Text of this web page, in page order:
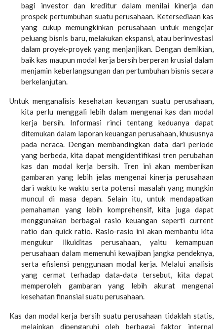
bagi investor dan kreditur dalam menilai kinerja dan
prospek pertumbuhan suatu perusahaan. Ketersediaan kas
yang cukup memungkinkan perusahaan untuk mengejar
peluang bisnis baru, melakukan ekspansi, atau berinvestasi
dalam proyek-proyek yang menjanjikan. Dengan demikian,
baik kas maupun modal kerja bersih berperan krusial dalam
menjamin keberlangsungan dan pertumbuhan bisnis secara
berkelanjutan.
Untuk menganalisis kesehatan keuangan suatu perusahaan,
kita perlu menggali lebih dalam mengenai kas dan modal
kerja bersih. Informasi rinci tentang keduanya dapat
ditemukan dalam laporan keuangan perusahaan, khususnya
pada neraca. Dengan membandingkan data dari periode
yang berbeda, kita dapat mengidentifikasi tren perubahan
kas dan modal kerja bersih. Tren ini akan memberikan
gambaran yang lebih jelas mengenai kinerja perusahaan
dari waktu ke waktu serta potensi masalah yang mungkin
muncul di masa depan. Selain itu, untuk mendapatkan
pemahaman yang lebih komprehensif, kita juga dapat
menggunakan berbagai rasio keuangan seperti current
ratio dan quick ratio. Rasio-rasio ini akan membantu kita
mengukur likuiditas perusahaan, yaitu kemampuan
perusahaan dalam memenuhi kewajiban jangka pendeknya,
serta efisiensi penggunaan modal kerja. Melalui analisis
yang cermat terhadap data-data tersebut, kita dapat
memperoleh gambaran yang lebih akurat mengenai
kesehatan finansial suatu perusahaan.
Kas dan modal kerja bersih suatu perusahaan tidaklah statis,
melainkan dipengaruhi oleh berbagai faktor internal